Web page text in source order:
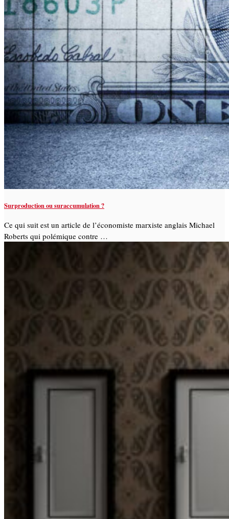
Surproduction ou suraccumulation ?
Ce qui suit est un article de l’économiste marxiste anglais Michael
Roberts qui polémique contre …